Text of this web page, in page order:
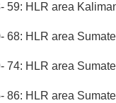
59: HLR area
68: HLR area
74: HLR area
86: HLR area